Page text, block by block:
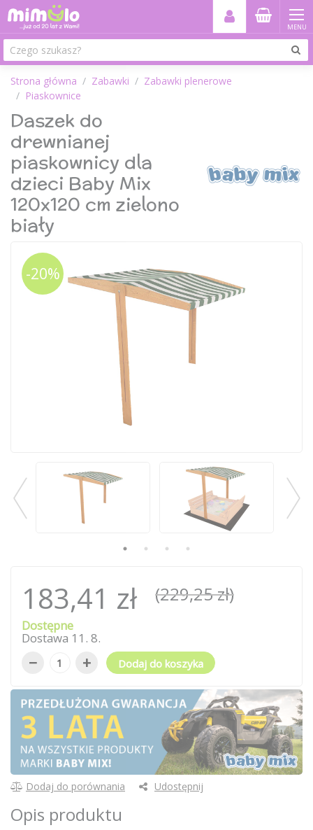
MENU
Strona główna Zabawki
Zabawki plenerowe
Piaskownice
Daszek do
drewnianej
piaskownicy dla
dzieci Baby Mix
120x120 cm zielono
biały
-20%
183,41 zł (229,25 zł)
Dostępne
Dostawa 11 . 8.
− + Dodaj do koszyka
Dodaj do porównania Udostępnij
Opis produktu